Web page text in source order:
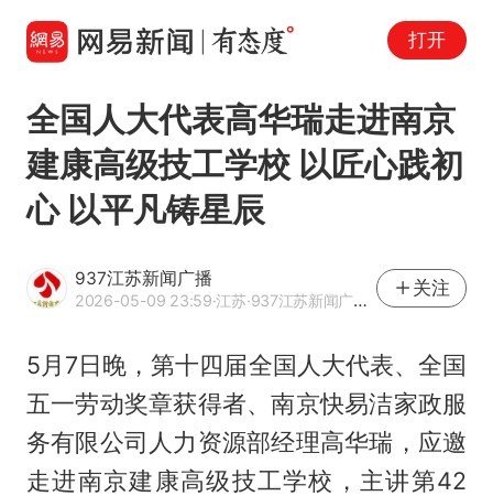
打开
全国人大代表高华瑞走进南京
建康高级技工学校 以匠心践初
心 以平凡铸星辰
937江苏新闻广播
2026-05-09 23:59·江苏·937江苏新闻广播官方网易号
关注
5月7日晚，第十四届全国人大代表、全国
五一劳动奖章获得者、南京快易洁家政服
务有限公司人力资源部经理高华瑞，应邀
走进南京建康高级技工学校，主讲第42